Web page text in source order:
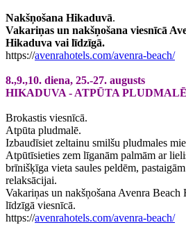
Nakšņošana Hikaduvā.
Vakariņas un nakšņošana viesnīcā
Hikaduva vai līdzīgā.
https://avenrahotels.com/avenra-beach/
8.,9.,10. diena, 25.-27. augusts
HIKADUVA - ATPŪTA PLUDMALĒ
Brokastis viesnīcā.
Atpūta pludmalē.
Izbaudīsiet zeltainu smilšu pludmales
Atpūtīsieties zem līganām palmām ar
brīnišķīga vieta saules peldēm,
relaksācijai.
Vakariņas un nakšņošana Avenra
līdzīgā viesnīcā.
https://avenrahotels.com/avenra-beach/